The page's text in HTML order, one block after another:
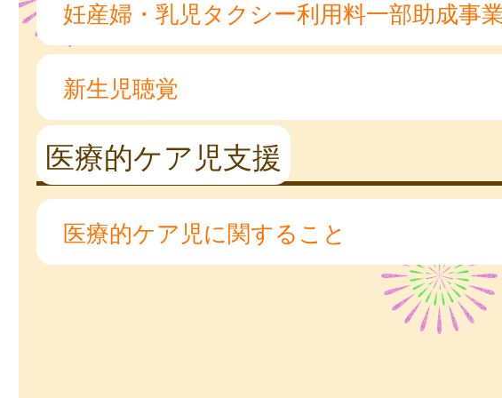
妊産婦・乳児タクシー利用料一部助成事
新生児聴覚
医療的ケア児支援
医療的ケア児に関すること